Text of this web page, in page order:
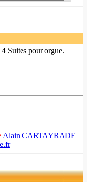
Suites pour orgue.
Alain CARTAYRADE